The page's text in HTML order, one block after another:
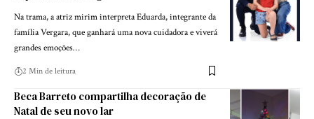
Na trama, a atriz mirim interpreta Eduarda, integrante da
família Vergara, que ganhará uma nova cuidadora e viverá
grandes emoções…
2 Min de leitura
Beca Barreto compartilha decoração de
Natal de seu novo lar